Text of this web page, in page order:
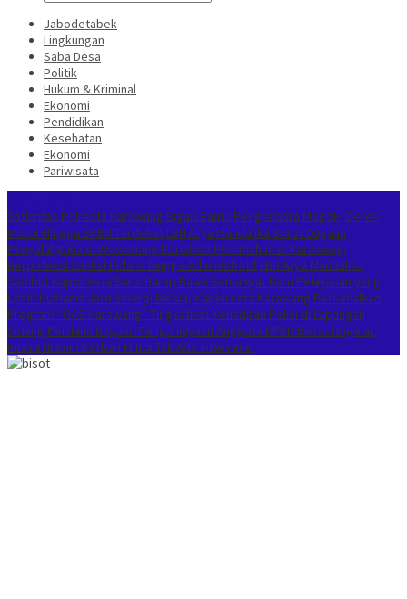
Jabodetabek
Lingkungan
Saba Desa
Politik
Hukum & Kriminal
Ekonomi
Pendidikan
Kesehatan
Ekonomi
Pariwisata
Satlantas Polresta Karawang Sigap Bantu Pengendara Mogok, Derek
Motor Hingga SPBU Terdekat LBH Arya Mandalika Sorot Dugaan
Penyalahgunaan Wewenang Perizinan Perumahan di Karawang,
Berpotensi Sanksi Pidana hingga Administratif LBH Arya Mandalika
Sambut Kapolresta Baru: Harap Bawa Semangat Baru Pelayanan yang
Lebih Humanis Jalin Sinergi Media, Kapolresta Karawang Perkenalkan
Program “GAS Karawang” Tingkatkan Kehadiran Polisi di Lapangan
Sidang Perdana Dugaan Penganiayaan Anggota DPRD Bekasi Digelar,
Kuasa Hukum Korban Minta Tak Ada Intervensi